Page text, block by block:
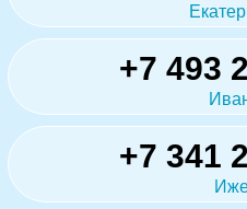
+7 493
+7 341